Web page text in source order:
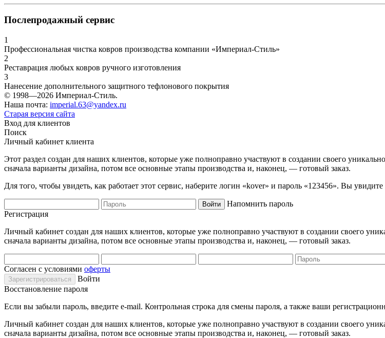
Послепродажный сервис
1
Профессиональная чистка ковров производства компании «Империал-Стиль»
2
Реставрация любых ковров ручного изготовления
3
Нанесение дополнительного защитного тефлонового покрытия
© 1998—2026 Империал-Стиль.
Наша почта: imperial.63@yandex.ru
Старая версия сайта
Вход для клиентов
Поиск
Личный кабинет клиента
Этот раздел создан для наших клиентов, которые уже полноправно участвуют в создании своего
сначала варианты дизайна, потом все основные этапы производства и, наконец, — готовый заказ.
Для того, чтобы увидеть, как работает этот сервис, наберите логин «kover» и пароль «123456». Вы
Напомнить пароль
Регистрация
Личный кабинет создан для наших клиентов, которые уже полноправно участвуют в создании своего
сначала варианты дизайна, потом все основные этапы производства и, наконец, — готовый заказ.
Согласен с условиями оферты
Войти
Восстановление пароля
Если вы забыли пароль, введите e-mail. Контрольная строка для смены пароля, а также ваши
Личный кабинет создан для наших клиентов, которые уже полноправно участвуют в создании своего
сначала варианты дизайна, потом все основные этапы производства и, наконец, — готовый заказ.